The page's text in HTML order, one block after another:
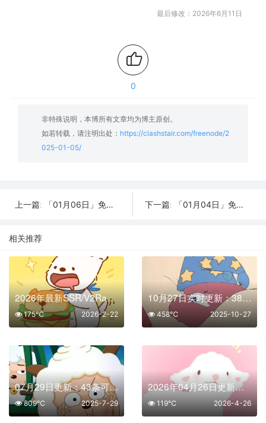
最后修改：2026年6月11日
0
非特殊说明，本博所有文章均为博主原创。
如若转载，请注明出处： https://clashstair.com/freenode/2
025-01-05/
上一篇: 「01月06日」免费节点数量19个，SSR/V2ray/Shadowrocket/Clash订阅链接 下一篇: 「01月04日」免费节点数量24个，SSR/V2ray/Shadowrocket/Clash订阅链接
相关推荐
2026年最新SSR/V2Ray/Clash节点分享 | 02月22日实时可用
2026-2-22
175℃
10月27日实时更新：38条可用SSR/V2Ray/Clash节点
2025-10-27
458℃
07月29日更新：43条可用免费节点 | 2025年SSR/V2ray/Clash订阅链接
2025-7-29
809℃
2026年04月26日更新：42条SSR/V2Ray/Clash可用免费节点
2026-4-26
119℃